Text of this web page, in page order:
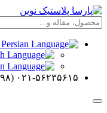
۰۲۱-۵۶۲۳۵۶۱۵ (۹۸+)